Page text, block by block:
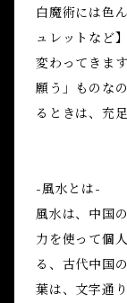
白魔術には色
ュレットなど
変わってきま
願う」ものな
るときは、充
-風水とは-
風水は、中国
力を使って個
る、古代中国
葉は、文字通